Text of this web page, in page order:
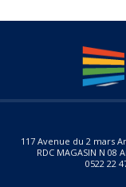
117 Avenue du 2 mars
RDC MAGASIN N 08
0522 22